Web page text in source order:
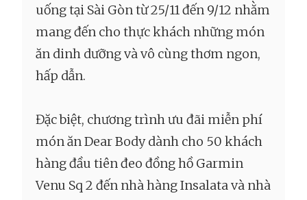
uống tại Sài Gòn từ 25/11 đến 9/12 nhằm
mang đến cho thực khách những món
ăn dinh dưỡng và vô cùng thơm ngon,
hấp dẫn.
Đặc biệt, chương trình ưu đãi miễn phí
món ăn Dear Body dành cho 50 khách
hàng đầu tiên đeo đồng hồ Garmin
Venu Sq 2 đến nhà hàng Insalata và nhà